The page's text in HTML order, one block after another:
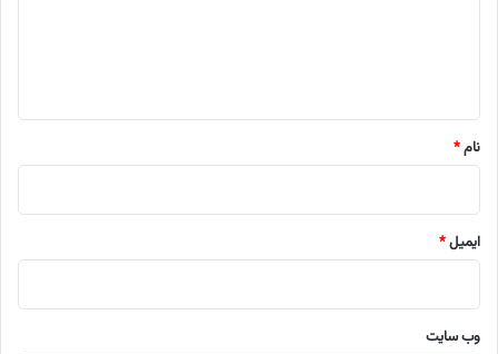
نام*
ایمیل*
وب‌ سایت